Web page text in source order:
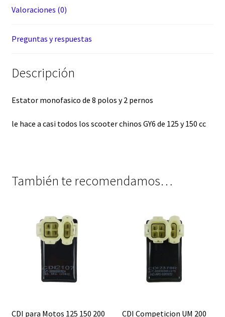
Valoraciones (0)
Preguntas y respuestas
Descripción
Estator monofasico de 8 polos y 2 pernos
le hace a casi todos los scooter chinos GY6 de 125 y 150 cc
También te recomendamos…
CDI para Motos 125 150 200
CDI Competicion UM 200